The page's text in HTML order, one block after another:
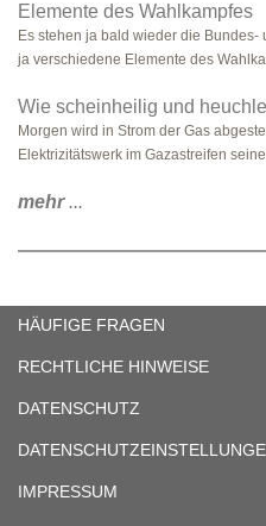
Elemente des Wahlkampfes
Es stehen ja bald wieder die
ja verschiedene Elemente des
Wie scheinheilig und
Morgen wird in Strom der Gas
Elektrizitätswerk im Gazastreifen
mehr...
HÄUFIGE FRAGEN
RECHTLICHE HINWEISE
DATENSCHUTZ
IMPRESSUM